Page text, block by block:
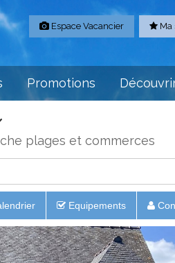
Espace Vacancier Ma
Promotions
plages et commerces
Equipements